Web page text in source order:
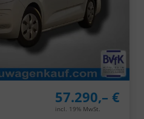
57.290,– €
incl. 19% MwSt.